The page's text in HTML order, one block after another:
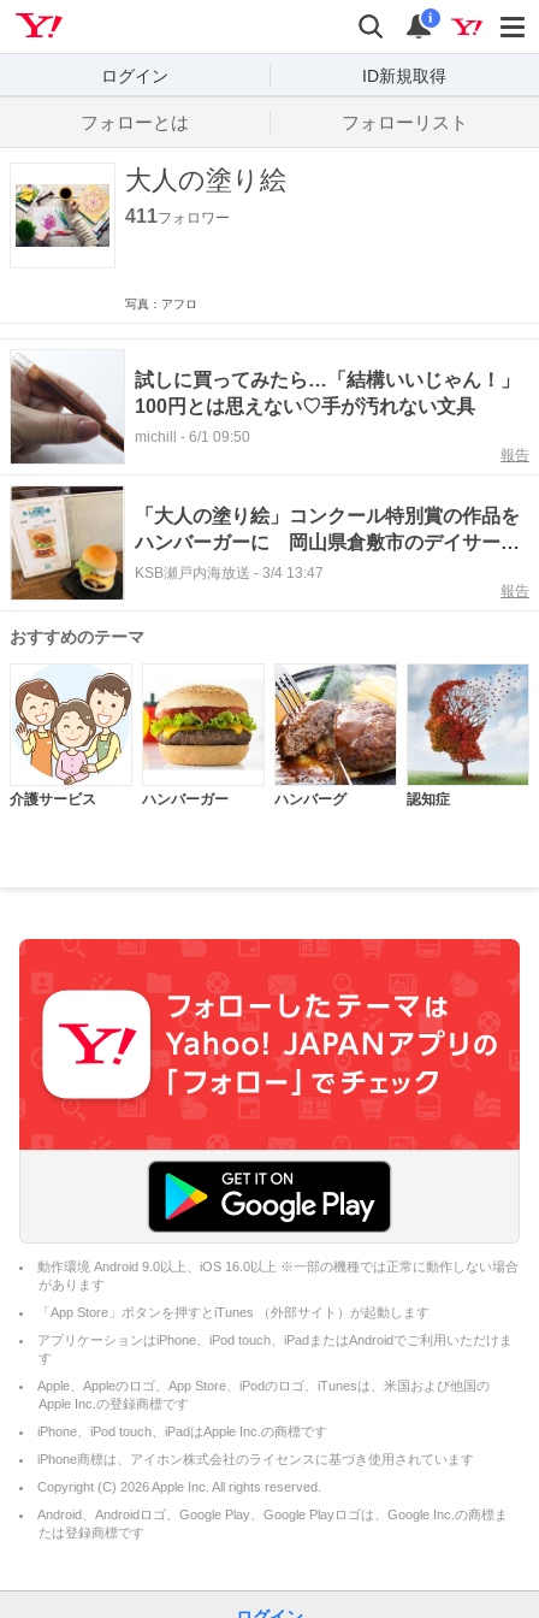
検索
通知
i
ログイン ID新規取得
フォローとは フォローリスト
大人の塗り絵
411フォロワー
写真：アフロ
試しに買ってみたら…「結構いいじゃん！」
100円とは思えない♡手が汚れない文具
michill - 6/1 09:50
報告
「大人の塗り絵」コンクール特別賞の作品を
ハンバーガーに 岡山県倉敷市のデイサービ
ス利用者
KSB瀬戸内海放送 - 3/4 13:47
報告
おすすめのテーマ
介護サービス ハンバーガー ハンバーグ 認知症
動作環境 Android 9.0以上、iOS 16.0以上 ※一部の機種では正常に動作しない場合
があります
「App Store」ボタンを押すとiTunes （外部サイト）が起動します
アプリケーションはiPhone、iPod touch、iPadまたはAndroidでご利用いただけま
す
Apple、Appleのロゴ、App Store、iPodのロゴ、iTunesは、米国および他国の
Apple Inc.の登録商標です
iPhone、iPod touch、iPadはApple Inc.の商標です
iPhone商標は、アイホン株式会社のライセンスに基づき使用されています
Copyright (C) 2026Apple Inc. All rights reserved.
Android、Androidロゴ、Google Play、Google Playロゴは、Google Inc.の商標ま
たは登録商標です